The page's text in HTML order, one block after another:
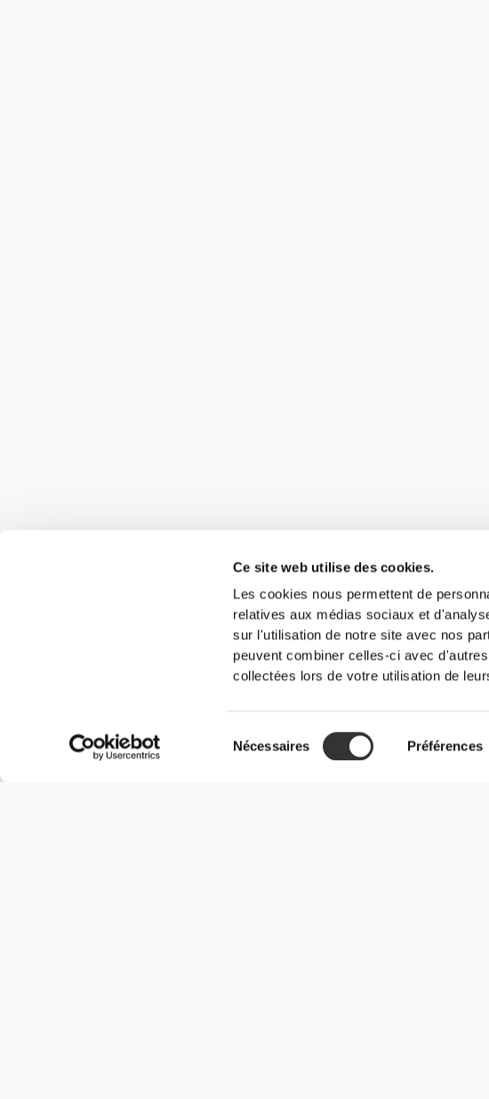
Ce site web utilise des cookies.
Les cookies nous permettent de
relatives aux médias sociaux et
sur l'utilisation de notre site avec nos
peuvent combiner celles-ci avec
collectées lors de votre utilisation de
du
Nécessaires Préférences